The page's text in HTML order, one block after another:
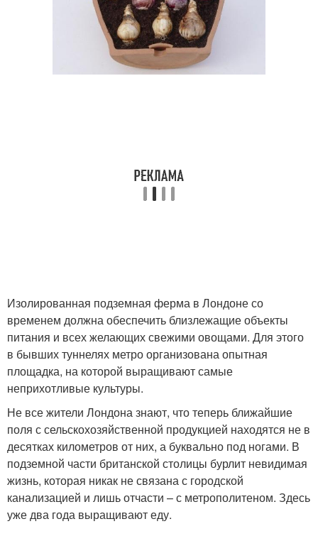
Изолированная подземная ферма в Лондоне со
временем должна обеспечить близлежащие объекты
питания и всех желающих свежими овощами. Для этого
в бывших туннелях метро организована опытная
площадка, на которой выращивают самые
неприхотливые культуры.
Не все жители Лондона знают, что теперь ближайшие
поля с сельскохозяйственной продукцией находятся не в
десятках километров от них, а буквально под ногами. В
подземной части британской столицы бурлит невидимая
жизнь, которая никак не связана с городской
канализацией и лишь отчасти – с метрополитеном. Здесь
уже два года выращивают еду.